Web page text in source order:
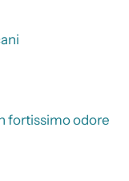
fortissimo odore